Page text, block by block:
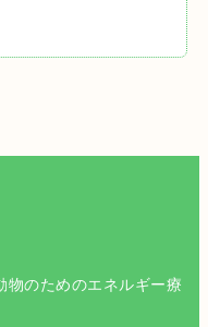
のためのエネルギー療